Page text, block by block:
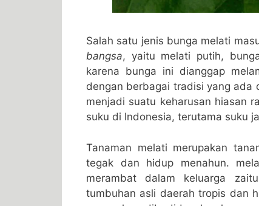
Salah satu jenis bunga melati
bangsa, yaitu melati putih,
karena bunga ini dianggap
dengan berbagai tradisi yang ada
menjadi suatu keharusan hiasan
suku di Indonesia, terutama suku
Tanaman melati merupakan
tegak dan hidup menahun.
merambat dalam keluarga
tumbuhan asli daerah tropis dan